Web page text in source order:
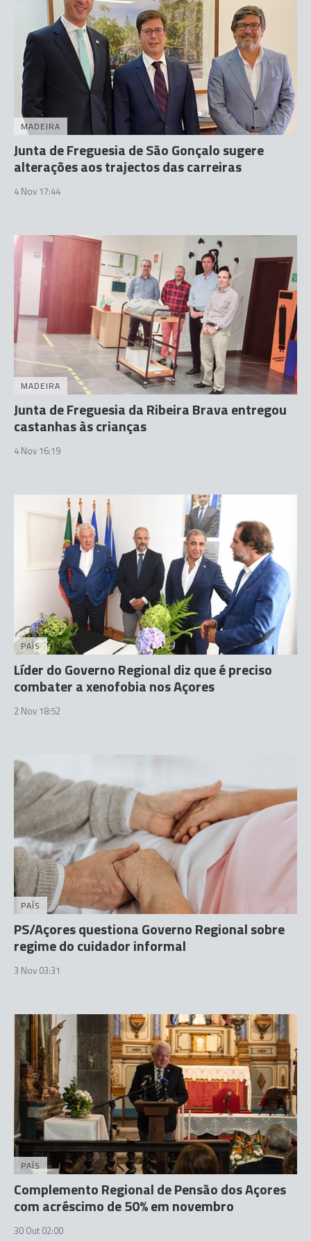
MADEIRA
Junta de Freguesia de São Gonçalo sugere
alterações aos trajectos das carreiras
4 Nov 17:44
MADEIRA
Junta de Freguesia da Ribeira Brava entregou
castanhas às crianças
4 Nov 16:19
PAÍS
Líder do Governo Regional diz que é preciso
combater a xenofobia nos Açores
2 Nov 18:52
PAÍS
PS/Açores questiona Governo Regional sobre
regime do cuidador informal
3 Nov 03:31
PAÍS
Complemento Regional de Pensão dos Açores
com acréscimo de 50% em novembro
30 Out 02:00